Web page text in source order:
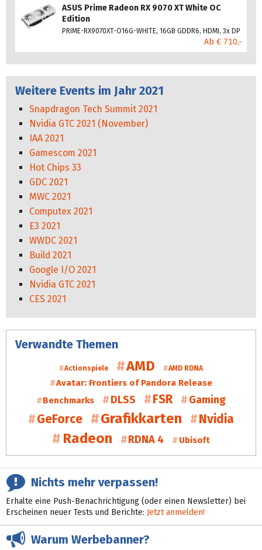
ASUS Prime Radeon RX 9070 XT White OC
Edition
PRIME-RX9070XT-O16G-WHITE, 16GB GDDR6, HDMI, 3x DP
Ab € 710,-
Weitere Events im Jahr 2021
Snapdragon Tech Summit 2021
Nvidia GTC 2021 (November)
IAA 2021
Gamescom 2021
Hot Chips 33
GDC 2021
MWC 2021
Computex 2021
E3 2021
WWDC 2021
Build 2021
Google I/O 2021
Nvidia GTC 2021
CES 2021
Verwandte Themen
Actionspiele AMD AMD RDNA
Avatar: Frontiers of Pandora Release
Benchmarks
DLSS FSR Gaming
GeForce Grafikkarten Nvidia
Radeon RDNA 4 Ubisoft
Nichts mehr verpassen!
Erhalte eine Push-Benachrichtigung (oder einen Newsletter) bei
Erscheinen neuer Tests und Berichte: Jetzt anmelden!
Warum Werbebanner?